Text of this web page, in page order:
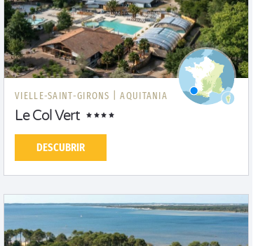
VIELLE-SAINT-GIRONS | AQUITANIA
Le Col Vert
DESCUBRIR